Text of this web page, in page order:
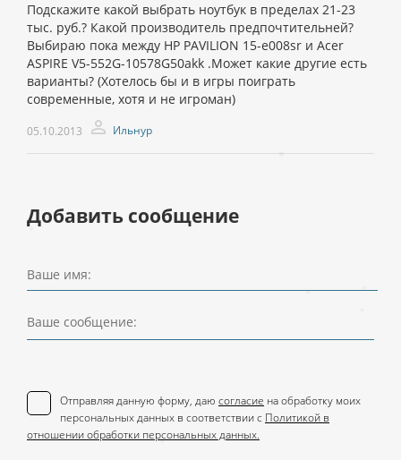
Подскажите какой выбрать ноутбук в пределах 21-23
тыс. руб.? Какой производитель предпочтительней?
Выбираю пока между HP PAVILION 15-e008sr и Acer
ASPIRE V5-552G-10578G50akk .Может какие другие есть
варианты? (Хотелось бы и в игры поиграть
современные, хотя и не игроман)
05.10.2013 Ильнур
Добавить сообщение
Ваше имя:
Ваше сообщение:
Отправляя данную форму, даю согласие на обработку моих
персональных данных в соответствии с Политикой в
отношении обработки персональных данных.